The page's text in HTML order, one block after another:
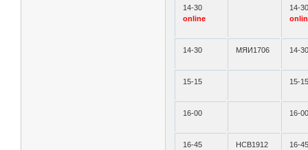
14-30
online
14-
14-30 МЯИ1706 14-
15-15 15-
16-00 16-
16-45 НСВ1912 16-